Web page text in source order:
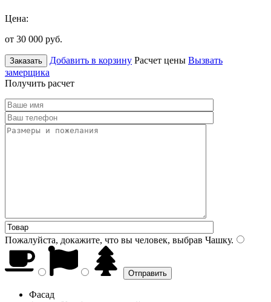
Цена:
от 30 000 руб.
Заказать Добавить в корзину Расчет цены Вызвать
замерщика
Получить расчет
Пожалуйста, докажите, что вы человек, выбрав Чашку.
Фасад